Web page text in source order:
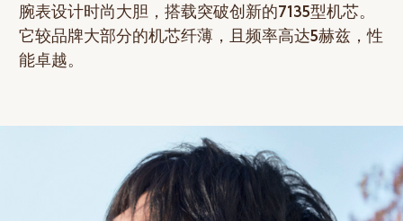
腕表设计时尚大胆，搭载突破创新的7135型机芯。
它较品牌大部分的机芯纤薄，且频率高达5赫兹，性
能卓越。